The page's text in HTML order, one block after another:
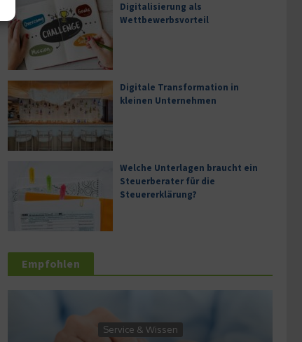
Digitalisierung als
Wettbewerbsvorteil
Digitale Transformation in
kleinen Unternehmen
Welche Unterlagen braucht ein
Steuerberater für die
Steuererklärung?
Empfohlen